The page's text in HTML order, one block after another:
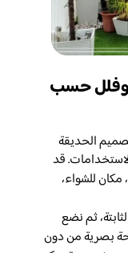
حسب
الحديقة
قد
مكان للشواء،
ثم نضع
بصرية من دون